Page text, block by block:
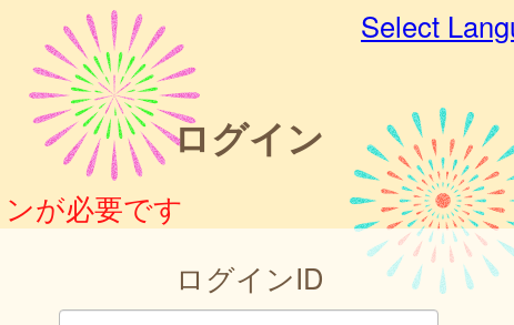
Select
ログイン
が必要です
ログインID